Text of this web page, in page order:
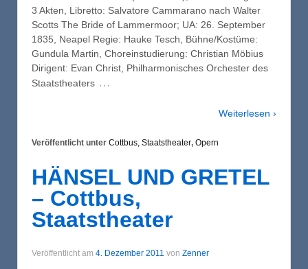
3 Akten, Libretto: Salvatore Cammarano nach Walter
Scotts The Bride of Lammermoor; UA: 26. September
1835, Neapel Regie: Hauke Tesch, Bühne/Kostüme:
Gundula Martin, Choreinstudierung: Christian Möbius
Dirigent: Evan Christ, Philharmonisches Orchester des
Staatstheaters …
Weiterlesen ›
Veröffentlicht unter Cottbus, Staatstheater, Opern
HÄNSEL UND GRETEL
– Cottbus,
Staatstheater
Veröffentlicht am 4. Dezember 2011 von Zenner